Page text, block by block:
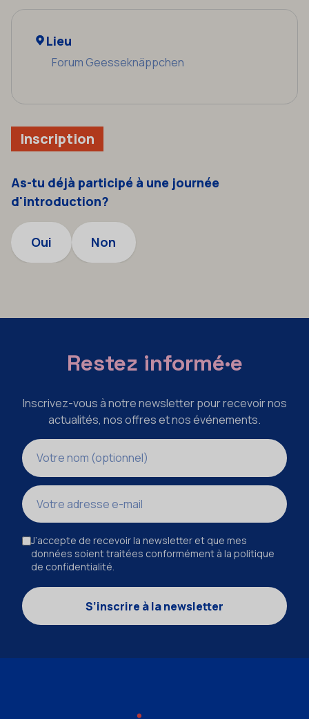
Lieu
Forum Geesseknäppchen
Inscription
As-tu déjà participé à une journée
d'introduction?
Oui Non
Restez informé·e
Inscrivez-vous à notre newsletter pour recevoir nos
actualités, nos offres et nos événements.
Nom
Adresse e-mail
J’accepte de recevoir la newsletter et que mes
données soient traitées conformément à la politique
de confidentialité.
S’inscrire à la newsletter